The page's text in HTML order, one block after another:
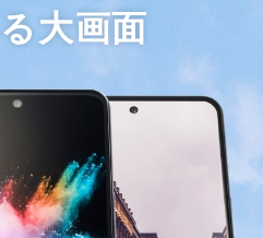
大画面